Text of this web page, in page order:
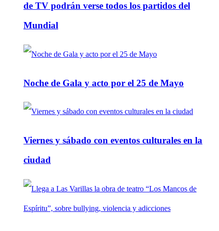
de TV podrán verse todos los partidos del
Mundial
Noche de Gala y acto por el 25 de Mayo
Viernes y sábado con eventos culturales en la
ciudad